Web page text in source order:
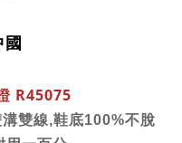
國
R45075
雙線,鞋底100%不脫